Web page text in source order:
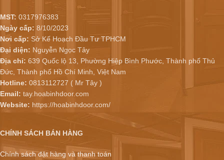
MST: 0317976383
Ngày cấp: 8/10/2023
Nơi cấp: Sở Kế Hoạch Đầu Tư TPHCM
Đại diện: Nguyễn Ngọc Tây
Địa chỉ: 639 Quốc lộ 13, Phường Hiệp Bình Phước, Thành phố Thủ
Đức, Thành phố Hồ Chí Minh, Việt Nam
Hotline: 0813112727 ( Mr Tây )
Email: tay.hoabinhdoor.com
Website: https://hoabinhdoor.com/
CHÍNH SÁCH BÁN HÀNG
Chính sách đặt hàng và thanh toán